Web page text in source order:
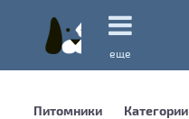
еще
Питомники Категории